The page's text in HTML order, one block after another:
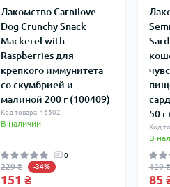
Лакомство Carnilove
Dog Crunchy Snack
Mackerel with
Raspberries для
крепкого иммунитета
со скумбрией и
малиной 200 г (100409)
Код товара: 16502
В наличии
0
229 ₴ -34%
151 ₴
50
Код
В
129 ₴
85